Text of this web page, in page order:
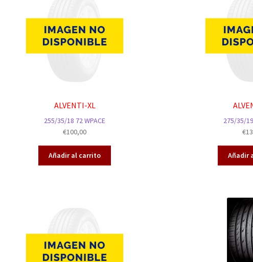
ALVENTI-XL
255/35/18 72 WPACE
€100,00
Añadir al carrito
275/35/
€
Añadir